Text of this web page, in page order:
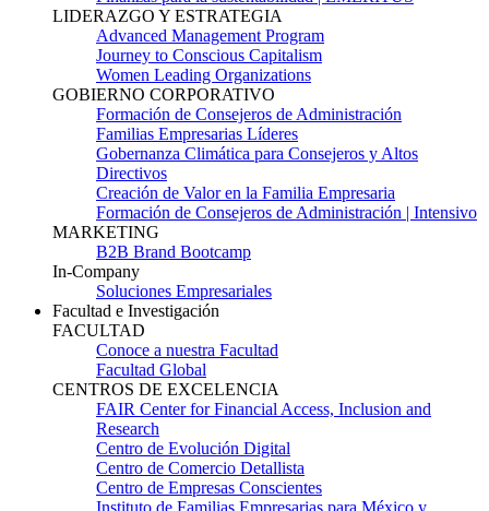
LIDERAZGO Y ESTRATEGIA
Advanced Management Program
Journey to Conscious Capitalism
Women Leading Organizations
GOBIERNO CORPORATIVO
Formación de Consejeros de Administración
Familias Empresarias Líderes
Gobernanza Climática para Consejeros y Altos
Directivos
Creación de Valor en la Familia Empresaria
Formación de Consejeros de Administración | Intensivo
MARKETING
B2B Brand Bootcamp
In-Company
Soluciones Empresariales
Facultad e Investigación
FACULTAD
Conoce a nuestra Facultad
Facultad Global
CENTROS DE EXCELENCIA
FAIR Center for Financial Access, Inclusion and
Research
Centro de Evolución Digital
Centro de Comercio Detallista
Centro de Empresas Conscientes
Instituto de Familias Empresarias para México y